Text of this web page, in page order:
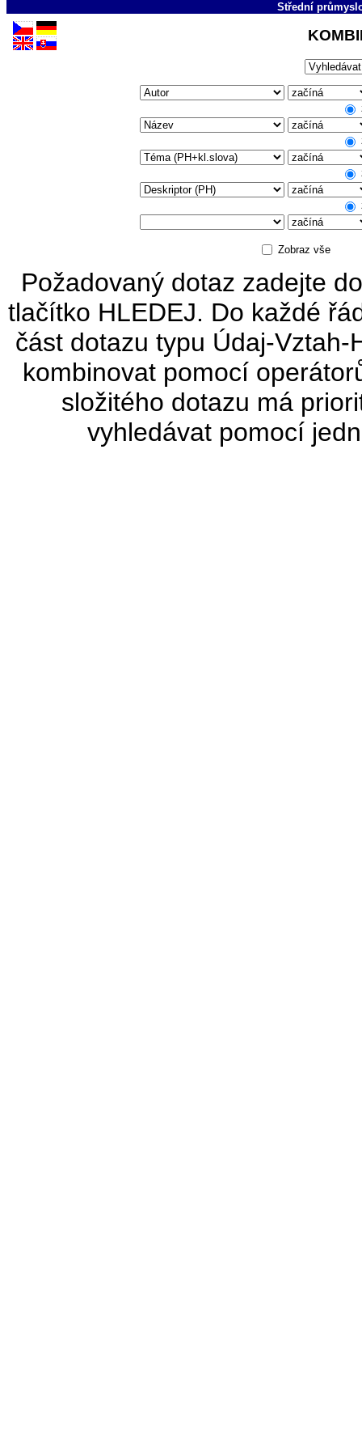
Střední
Zobraz vše
Požadovaný dotaz zadejte
tlačítko HLEDEJ. Do každé
část dotazu typu Údaj-
kombinovat pomocí
složitého dotazu má
vyhledávat pomocí